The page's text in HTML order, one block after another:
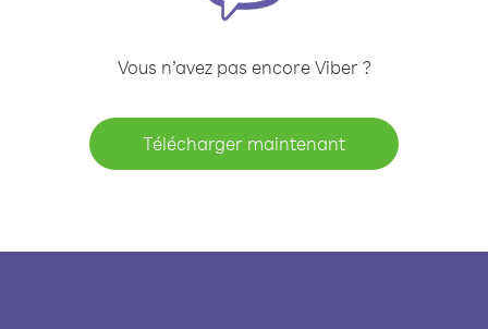
Vous n’avez pas encore Viber ?
Télécharger maintenant